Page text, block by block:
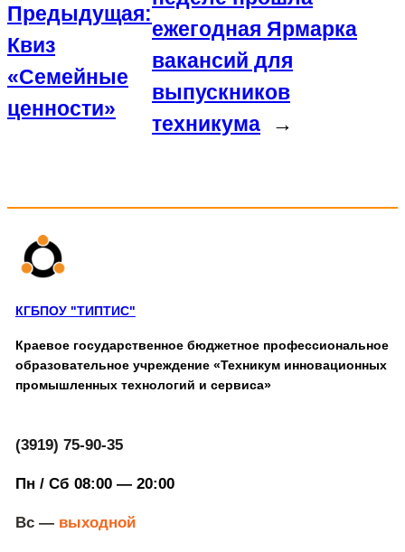
Предыдущая:
Квиз
«Семейные
ценности»
ежегодная Ярмарка
вакансий для
выпускников
техникума
→
КГБПОУ "ТИПТИС"
Краевое государственное бюджетное профессиональное
образовательное учреждение «Техникум инновационных
промышленных технологий и сервиса»
(3919) 75-90-35
Пн / Сб 08:00 — 20:00
Вс —выходной